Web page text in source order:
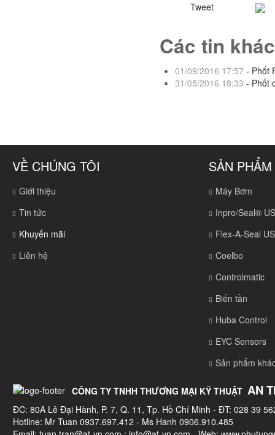
Tweet
Các tin khác
01/09/2016 17:57 - Phốt
31/05/2016 18:33 - Phốt
VỀ CHÚNG TÔI
Giới thiệu
Tin tức
Khuyến mãi
Liên hệ
SẢN PHẨM
Máy Bơm
Inpro/Seal®
Flex-A-Seal
Coelbo
Controlmatic
Biến tần
Huba Control
EYC Sensors
Sản phẩm
CÔNG TY TNHH THƯƠNG MẠI KỸ THUẬT AN
ĐC: 80A Lê Đại Hành, P. 7, Q. 11, Tp. Hồ Chí Minh - ĐT: 028 39
Hotline: Mr Tuan 0937.697.412 - Ms Hanh 0906.910.485